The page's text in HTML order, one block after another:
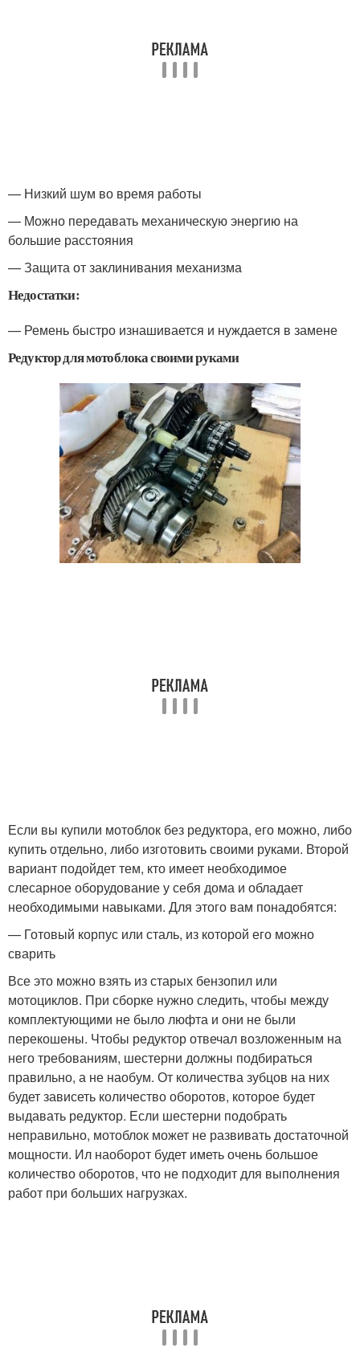
— Низкий шум во время работы
— Можно передавать механическую энергию на
большие расстояния
— Защита от заклинивания механизма
Недостатки:
— Ремень быстро изнашивается и нуждается в замене
Редуктор для мотоблока своими руками
Если вы купили мотоблок без редуктора, его можно, либо
купить отдельно, либо изготовить своими руками. Второй
вариант подойдет тем, кто имеет необходимое
слесарное оборудование у себя дома и обладает
необходимыми навыками. Для этого вам понадобятся:
— Готовый корпус или сталь, из которой его можно
сварить
Все это можно взять из старых бензопил или
мотоциклов. При сборке нужно следить, чтобы между
комплектующими не было люфта и они не были
перекошены. Чтобы редуктор отвечал возложенным на
него требованиям, шестерни должны подбираться
правильно, а не наобум. От количества зубцов на них
будет зависеть количество оборотов, которое будет
выдавать редуктор. Если шестерни подобрать
неправильно, мотоблок может не развивать достаточной
мощности. Ил наоборот будет иметь очень большое
количество оборотов, что не подходит для выполнения
работ при больших нагрузках.